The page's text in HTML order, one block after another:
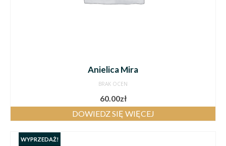
Anielica Mira
BRAK OCEN
60.00zł
DOWIEDZ SIĘ WIĘCEJ
WYPRZEDAŻ!